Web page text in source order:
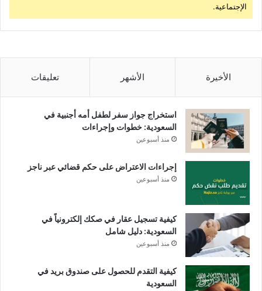
الإجتماعية.
الأخيرة الأشهر تعليقات
استخراج جواز سفر لطفل أمه أجنبية في
السعودية: خطوات وإجراءات
منذ أسبوعين
إجراءات الاعتراض على حكم قضائي عبر ناجز
منذ أسبوعين
كيفية تسجيل عقار في صكك إلكترونياً في
السعودية: دليل شامل
منذ أسبوعين
كيفية التقدم للحصول على صندوق بريد في
السعودية